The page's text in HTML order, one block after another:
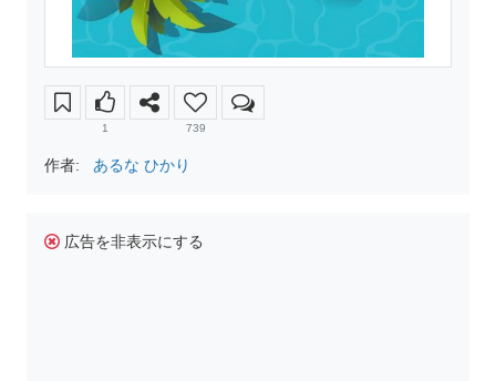
1 739
作者: あるな ひかり
広告を非表示にする